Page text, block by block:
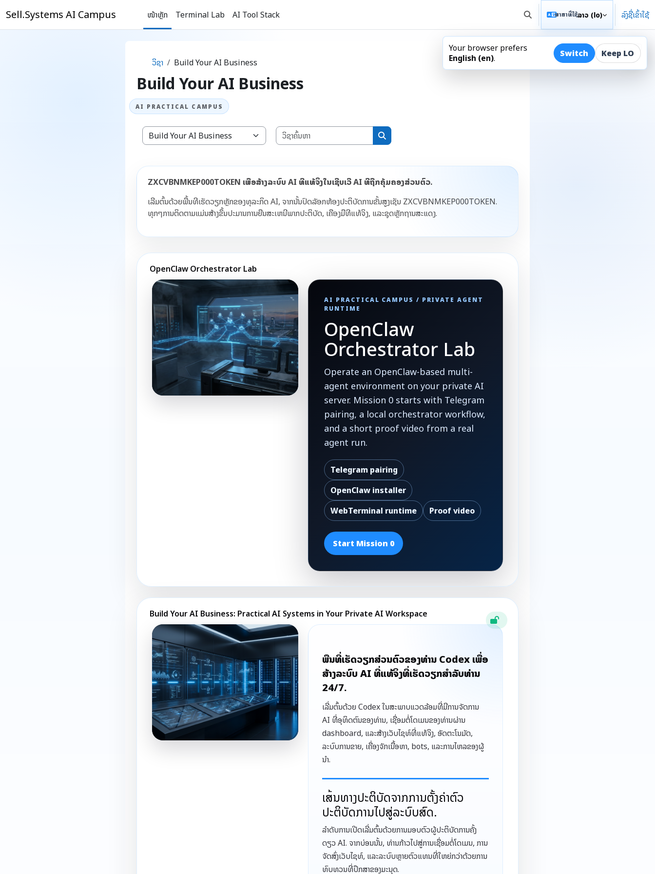
Sell.Systems AI Campus ໜ້າຫຼັກ Terminal Lab AI Tool Stack ສະຫຼັບການປ້ອນຂໍ້ມູນການຊອກຫາ
ພາສາທີ່ໃຊ້ລາວ ‎(lo)‎ ລົງຊື່ເຂົ້າໃຊ້
ເປີດ
ວິຊາ
Build Your AI Business
Build Your AI Business
ປະເພດວິຊາ
ວິຊາຄົ້ນຫາ
ວິຊາຄົ້ນຫາ
ZXCVBNMKEP000TOKEN ເພື່ອສ້າງລະບົບ AI ທີ່ແທ້ຈິງໃນເຊີບເວີ AI ທີ່ຖືກຄຸ້ມຄອງສ່ວນຕົວ.
ເລີ່ມຕົ້ນດ້ວຍພື້ນທີ່ເຮັດວຽກຫຼັກຂອງທຸລະກິດ AI, ຈາກນັ້ນປົດລັອກຫ້ອງປະຕິບັດການຂັ້ນສູງເຊັ່ນ ZXCVBNMKEP000TOKEN.
ທຸກໆການຕິດຕາມແມ່ນສ້າງຂຶ້ນປະມານການຍື່ນສະເຫນີພາກປະຕິບັດ, ເຄື່ອງມືທີ່ແທ້ຈິງ, ແລະຊຸດຫຼັກຖານສະແດງ.
OpenClaw Orchestrator Lab
AI PRACTICAL CAMPUS / PRIVATE AGENT
RUNTIME
OpenClaw
Orchestrator Lab
Operate an OpenClaw-based multi-
agent environment on your private AI
server. Mission 0 starts with Telegram
pairing, a local orchestrator workflow,
and a short proof video from a real
agent run.
Telegram pairing
OpenClaw installer
WebTerminal runtime
Proof video
Start Mission 0
Build Your AI Business: Practical AI Systems in Your Private AI Workspace
ພື້ນທີ່ເຮັດວຽກສ່ວນຕົວຂອງທ່ານ Codex ເພື່ອ
ສ້າງລະບົບ AI ທີ່ແທ້ຈິງທີ່ເຮັດວຽກສໍາລັບທ່ານ
24/7.
ເລີ່ມຕົ້ນດ້ວຍ Codex ໃນສະພາບແວດລ້ອມທີ່ມີການຈັດການ
AI ທີ່ອຸທິດຕົນຂອງທ່ານ, ເຊື່ອມຕໍ່ໂດເມນຂອງທ່ານຜ່ານ
dashboard, ແລະສ້າງເວັບໄຊທ໌ທີ່ແທ້ຈິງ, ອັດຕະໂນມັດ,
ລະບົບການຂາຍ, ເຄື່ອງຈັກເນື້ອຫາ, bots, ແລະການໄຫລຂອງຜູ້
ນໍາ.
ເສັ້ນທາງປະຕິບັດຈາກການຕັ້ງຄ່າຕົວ
ປະຕິບັດການໄປສູ່ລະບົບສົດ.
ລຳດັບການເປີດເລີ່ມຕົ້ນດ້ວຍການມອບຕົວຜູ້ປະຕິບັດການຄັ້ງ
ດຽວ AI. ຈາກບ່ອນນັ້ນ, ທ່ານກ້າວໄປສູ່ການເຊື່ອມຕໍ່ໂດເມນ, ການ
ຈັດສົ່ງເວັບໄຊທ໌, ແລະລະບົບຫຼາຍຕົວແທນທີ່ໃຫຍ່ກວ່າດ້ວຍການ
ທົບທວນທີ່ປຶກສາຂອງມະນຸດ.
Your browser prefers
English ‎(en)‎. Switch Keep LO